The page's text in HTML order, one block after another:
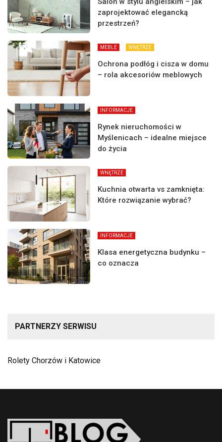
zaprojektować elegancką
przestrzeń?
MEBLE WNĘTRZE
Ochrona podłóg i cisza w domu
– rola akcesoriów meblowych
INFORMACJE
Rynek nieruchomości w
Myślenicach – idealne miejsce
do życia
WNĘTRZE
Kuchnia otwarta vs zamknięta:
Które rozwiązanie wybrać?
INFORMACJE
Klasa energetyczna budynku –
co oznacza
PARTNERZY SERWISU
Rolety Chorzów i Katowice